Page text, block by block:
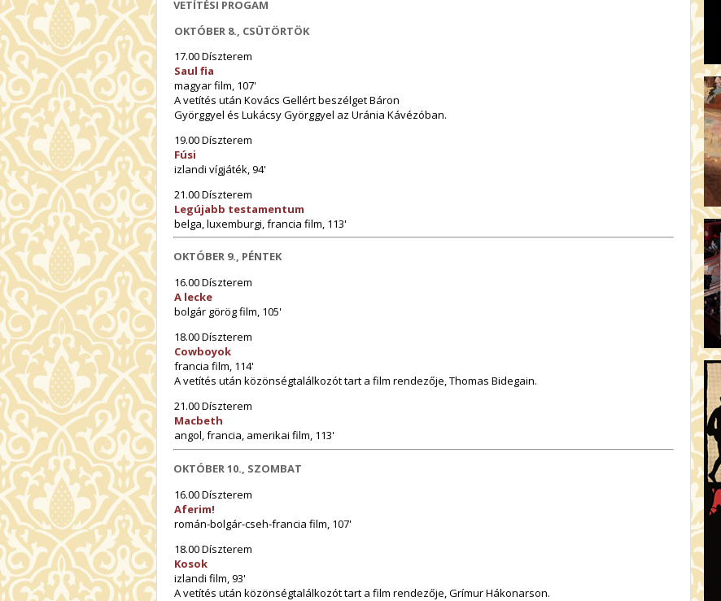
VETÍTÉSI PROGAM
OKTÓBER 8., CSÜTÖRTÖK
17.00 Díszterem
Saul fia
magyar film, 107'
A vetítés után Kovács Gellért beszélget Báron
Györggyel és Lukácsy Györggyel az Uránia Kávézóban.
19.00 Díszterem
Fúsi
izlandi vígjáték, 94'
21.00 Díszterem
Legújabb testamentum
belga, luxemburgi, francia film, 113'
OKTÓBER 9., PÉNTEK
16.00 Díszterem
A lecke
bolgár görög film, 105'
18.00 Díszterem
Cowboyok
francia film, 114'
A vetítés után közönségtalálkozót tart a film rendezője, Thomas Bidegain.
21.00 Díszterem
Macbeth
angol, francia, amerikai film, 113'
OKTÓBER 10., SZOMBAT
16.00 Díszterem
Aferim!
román-bolgár-cseh-francia film, 107'
18.00 Díszterem
Kosok
izlandi film, 93'
A vetítés után közönségtalálkozót tart a film rendezője, Grímur Hákonarson.